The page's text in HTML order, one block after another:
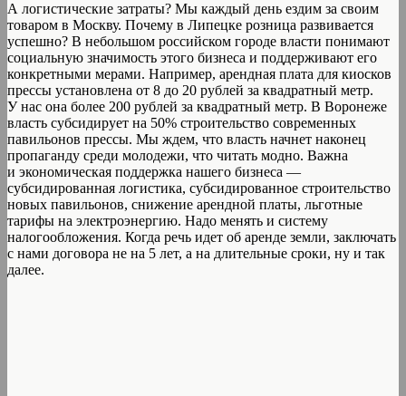
А логистические затраты? Мы каждый день ездим за своим
товаром в Москву. Почему в Липецке розница развивается
успешно? В небольшом российском городе власти понимают
социальную значимость этого бизнеса и поддерживают его
конкретными мерами. Например, арендная плата для киосков
прессы установлена от 8 до 20 рублей за квадратный метр.
У нас она более 200 рублей за квадратный метр. В Воронеже
власть субсидирует на 50% строительство современных
павильонов прессы. Мы ждем, что власть начнет наконец
пропаганду среди молодежи, что читать модно. Важна
и экономическая поддержка нашего бизнеса —
субсидированная логистика, субсидированное строительство
новых павильонов, снижение арендной платы, льготные
тарифы на электроэнергию. Надо менять и систему
налогообложения. Когда речь идет об аренде земли, заключать
с нами договора не на 5 лет, а на длительные сроки, ну и так
далее.